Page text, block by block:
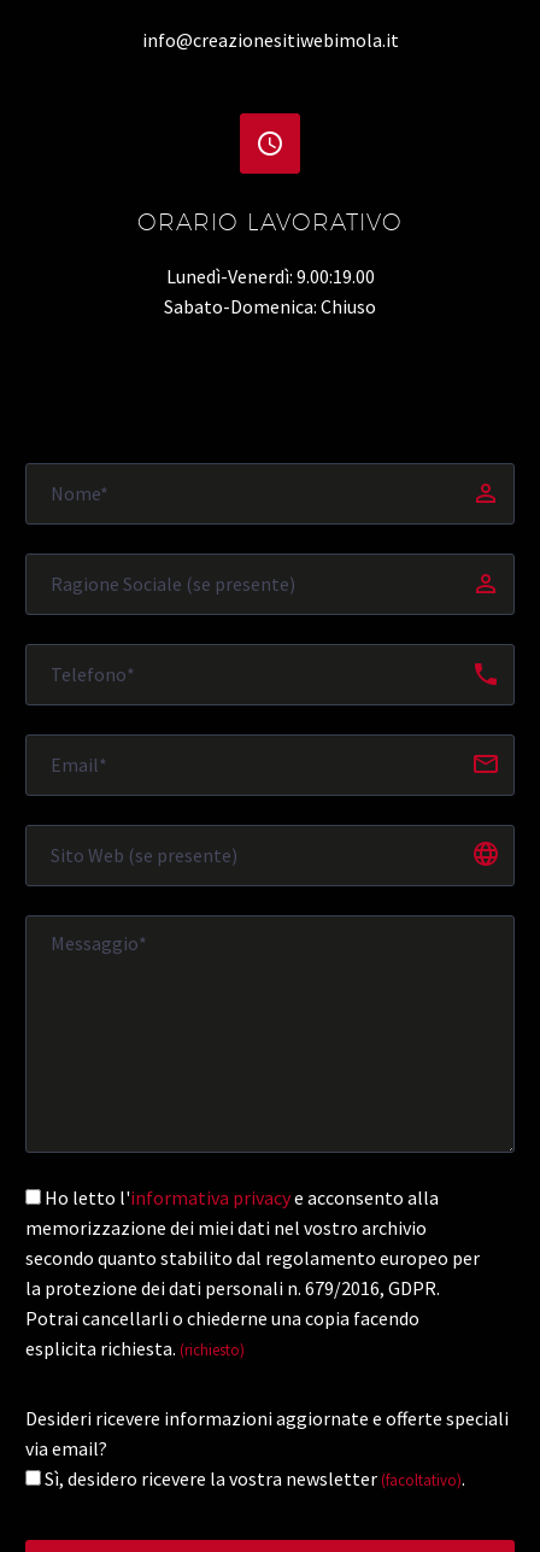
info@creazionesitiwebimola.it


ORARIO LAVORATIVO
Lunedì-Venerdì: 9.00:19.00
Sabato-Domenica: Chiuso
Ho letto l'informativa privacye acconsento alla
memorizzazione dei miei dati nel vostro archivio
secondo quanto stabilito dal regolamento europeo per
la protezione dei dati personali n. 679/2016, GDPR.
Potrai cancellarli o chiederne una copia facendo
esplicita richiesta. (richiesto)
Desideri ricevere informazioni aggiornate e offerte speciali
via email?
Sì, desidero ricevere la vostra newsletter (facoltativo).